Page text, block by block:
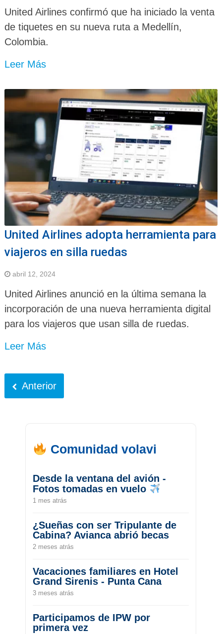
United Airlines confirmó que ha iniciado la venta
de tiquetes en su nueva ruta a Medellín,
Colombia.
Leer Más
United Airlines adopta herramienta para
viajeros en silla ruedas
abril 12, 2024
United Airlines anunció en la última semana la
incorporación de una nueva herramienta digital
para los viajeros que usan silla de ruedas.
Leer Más
Anterior
Comunidad volavi
Desde la ventana del avión -
Fotos tomadas en vuelo
1 mes atrás
¿Sueñas con ser Tripulante de
Cabina? Avianca abrió becas
2 meses atrás
Vacaciones familiares en Hotel
Grand Sirenis - Punta Cana
3 meses atrás
Participamos de IPW por
primera vez